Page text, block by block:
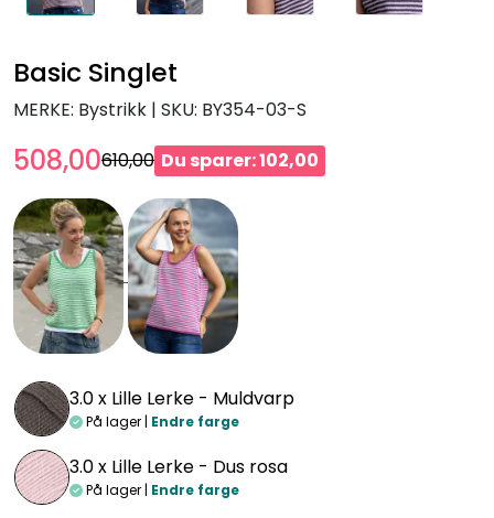
Basic Singlet
MERKE: Bystrikk | SKU: BY354-03-S
508,00610,00 Du sparer: 102,00
3.0 x Lille Lerke - Muldvarp
På lager | Endre farge
3.0 x Lille Lerke - Dus rosa
På lager | Endre farge